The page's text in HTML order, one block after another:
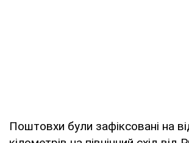
Поштовхи були зафіксовані на